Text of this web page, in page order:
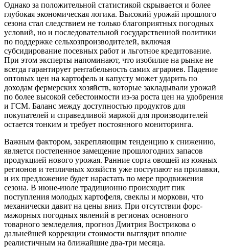
Однако за положительной статистикой скрывается и более
глубокая экономическая логика. Высокий урожай прошлого
сезона стал следствием не только благоприятных погодных
условий, но и последовательной государственной политики
по поддержке сельхозпроизводителей, включая
субсидирование посевных работ и льготное кредитование.
При этом эксперты напоминают, что изобилие на рынке не
всегда гарантирует рентабельность самих аграриев. Падение
оптовых цен на картофель и капусту может ударить по
доходам фермерских хозяйств, которые закладывали урожай
по более высокой себестоимости из-за роста цен на удобрения
и ГСМ. Баланс между доступностью продуктов для
покупателей и справедливой маржой для производителей
остается тонким и требует постоянного мониторинга.
Важным фактором, закрепляющим тенденцию к снижению,
является постепенное замещение прошлогодних запасов
продукцией нового урожая. Ранние сорта овощей из южных
регионов и тепличных хозяйств уже поступают на прилавки,
и их предложение будет нарастать по мере продвижения
сезона. В июне-июле традиционно происходит пик
поступления молодых картофеля, свеклы и моркови, что
механически давит на цены вниз. При отсутствии форс-
мажорных погодных явлений в регионах основного
товарного земледелия, прогноз Дмитрия Вострикова о
дальнейшей коррекции стоимости выглядит вполне
реалистичным на ближайшие два-три месяца.